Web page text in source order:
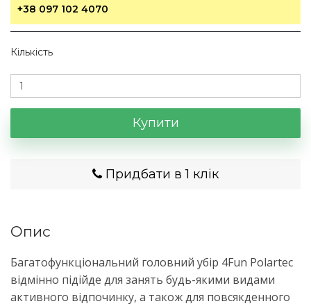
+38 097 102 4070
Кількість
Купити
Придбати в 1 клік
Опис
Багатофункціональний головний убір 4Fun Polartec
відмінно підійде для занять будь-якими видами
активного відпочинку, а також для повсякденного